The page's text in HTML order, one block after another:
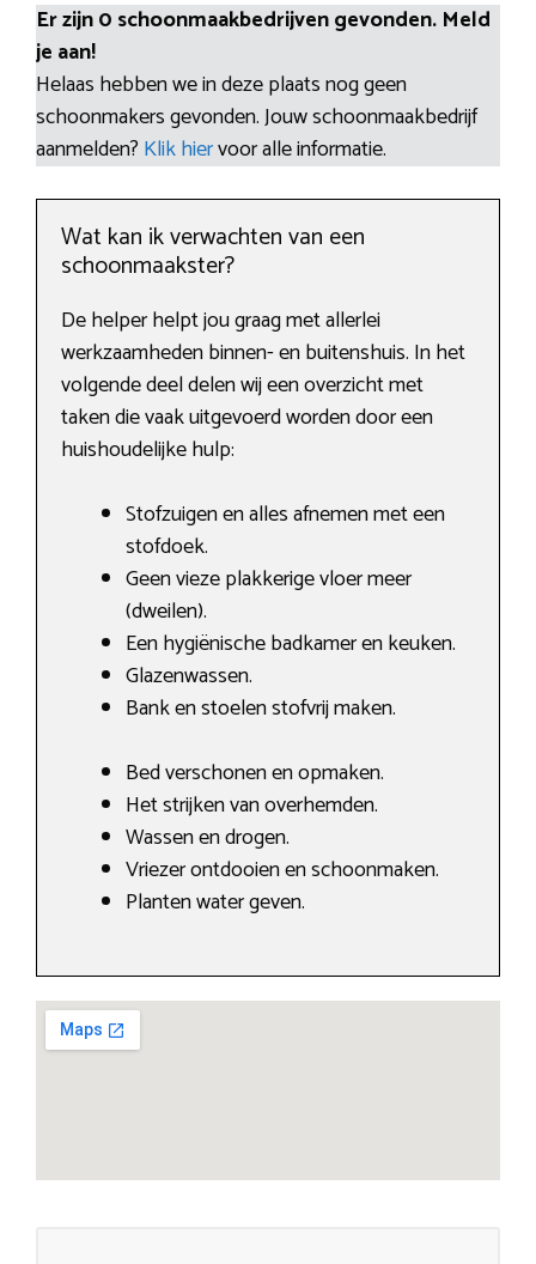
Er zijn 0 schoonmaakbedrijven gevonden. Meld
je aan!
Helaas hebben we in deze plaats nog geen
schoonmakers gevonden. Jouw schoonmaakbedrijf
aanmelden? Klik hiervoor alle informatie.
Wat kan ik verwachten van een
schoonmaakster?
De helper helpt jou graag met allerlei
werkzaamheden binnen- en buitenshuis. In het
volgende deel delen wij een overzicht met
taken die vaak uitgevoerd worden door een
huishoudelijke hulp:
Stofzuigen en alles afnemen met een
stofdoek.
Geen vieze plakkerige vloer meer
(dweilen).
Een hygiënische badkamer en keuken.
Glazenwassen.
Bank en stoelen stofvrij maken.
Bed verschonen en opmaken.
Het strijken van overhemden.
Wassen en drogen.
Vriezer ontdooien en schoonmaken.
Planten water geven.